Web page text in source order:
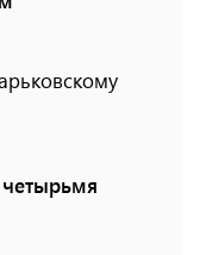
четырьмя